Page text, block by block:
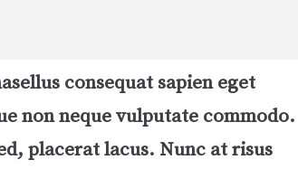
consequat sapien eget
non neque vulputate commodo.
placerat lacus. Nunc at risus